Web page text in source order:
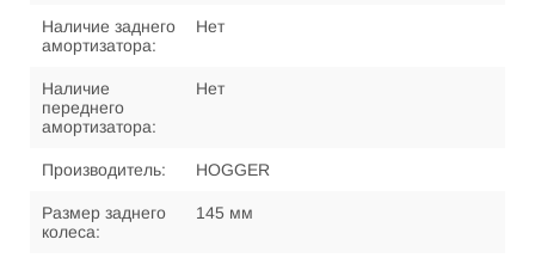
Наличие заднего
амортизатора:
Нет
Наличие
переднего
амортизатора:
Нет
Производитель: HOGGER
Размер заднего
колеса:
145 мм